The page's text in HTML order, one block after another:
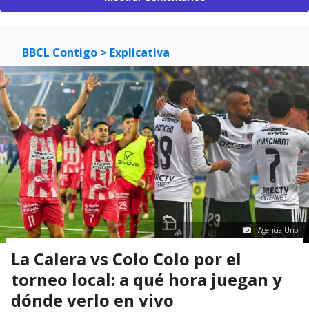
BBCL Contigo > Explicativa
Agencia Uno
La Calera vs Colo Colo por el
torneo local: a qué hora juegan y
dónde verlo en vivo